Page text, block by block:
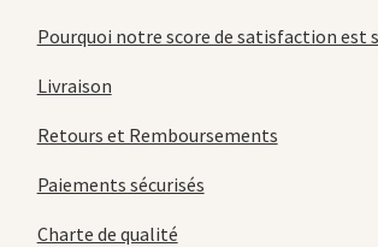
Pourquoi notre score de satisfaction est
Livraison
Retours et Remboursements
Paiements sécurisés
Charte de qualité